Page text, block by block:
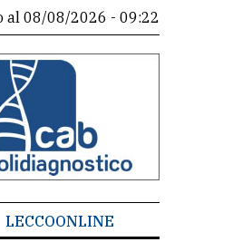
al 08/08/2026 - 09:22
LECCOONLINE